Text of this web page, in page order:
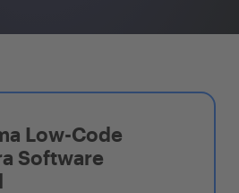
Low-Code
Software